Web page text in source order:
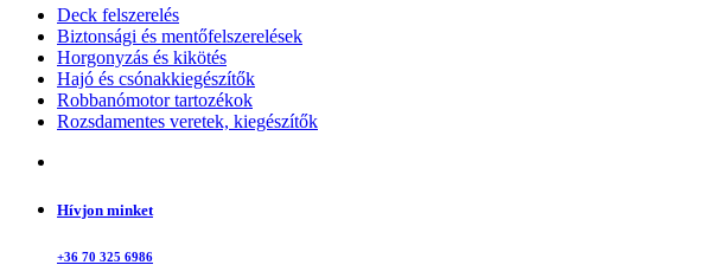
Deck felszerelés
Biztonsági és mentőfelszerelések
Horgonyzás és kikötés
Hajó és csónakkiegészítők
Robbanómotor tartozékok
Rozsdamentes veretek, kiegészítők
Hívjon minket
+36 70 325 6986